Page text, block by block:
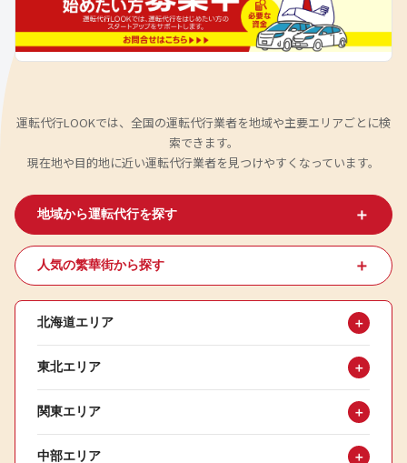
運転代行LOOKでは、全国の運転代行業者を地域や主要エリアごとに検
索できます。
現在地や目的地に近い運転代行業者を見つけやすくなっています。
地域から運転代行を探す ＋
人気の繁華街から探す ＋
北海道エリア ＋
東北エリア ＋
関東エリア ＋
中部エリア ＋